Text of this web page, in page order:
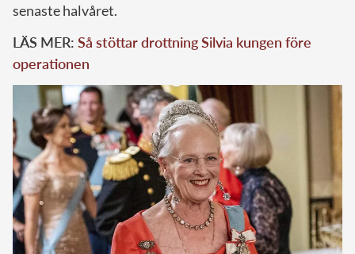
senaste halvåret.
LÄS MER: Så stöttar drottning Silvia kungen före
operationen